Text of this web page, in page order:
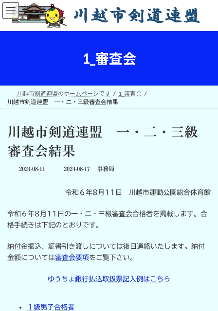
コ
ン
ン
ナ
ビ
ー
1_審査会
川越市剣道連盟のホームページです
1_審査会
川越市剣道連盟 一・二・三級審査会結果
川越市剣道連盟 一・二・三級
審査会結果
2024-08-11
最
新
時
2024-08-17 事務局
令和６年8月11日 川越市運動公園総合体育館
令和６年8月11日の一・二・三級審査会合格者を掲載します。合
格手続きは下記のとおりです。
納付金振込、証書引き渡しについては後日連絡いたします。納付
金額については審査会要項をご覧下さい。
ゆうちょ銀行払込取扱票記入例はこちら
１級男子合格者